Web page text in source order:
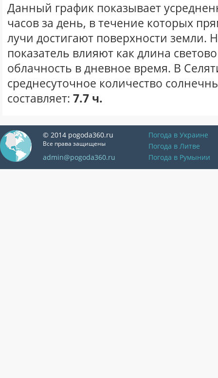
Данный график показывает
часов за день, в течение которых
лучи достигают поверхности земли.
показатель влияют как длина
облачность в дневное время. В
среднесуточное количество
составляет: 7.7 ч.
© 2014 pogoda360.ru
Все права защищены
admin@pogoda360.ru
Погода в Украине
Погода в Литве
Погода в Румынии